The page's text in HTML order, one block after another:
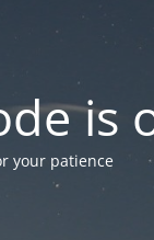
is
your patience!